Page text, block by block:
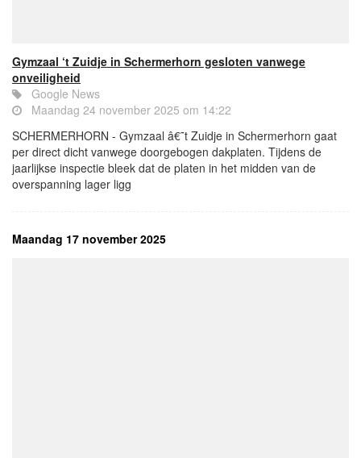
Gymzaal ‘t Zuidje in Schermerhorn gesloten vanwege
onveiligheid
Google News
Maandag 24 november 2025 om 14:22
SCHERMERHORN - Gymzaal â€˜t Zuidje in Schermerhorn gaat
per direct dicht vanwege doorgebogen dakplaten. Tijdens de
jaarlijkse inspectie bleek dat de platen in het midden van de
overspanning lager ligg
Maandag 17 november 2025